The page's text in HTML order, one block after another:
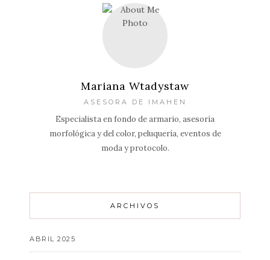
Mariana Wtadystaw
ASESORA DE IMAHEN
Especialista en fondo de armario, asesoría
morfológica y del color, peluquería, eventos de
moda y protocolo.
ARCHIVOS
ABRIL 2025